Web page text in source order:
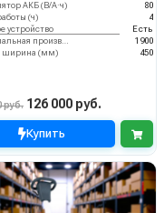
АКБ (В/А·ч)
80
(ч)
4
устройство
Есть
Максимальная производительность (кв.м/час)
1900
ширина (мм)
450
руб. 126 000 руб.
Купить